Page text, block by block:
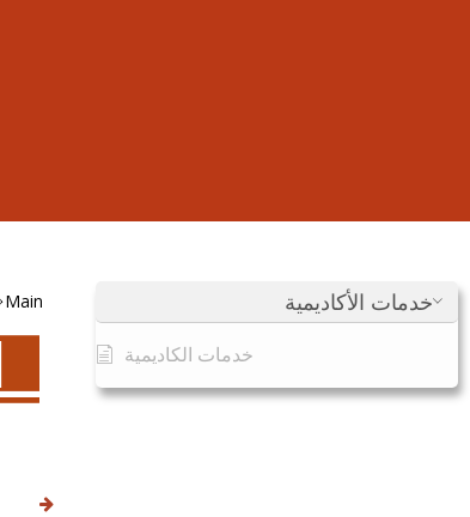
خدمات الأكاديمية
خدمات الكاديمية
Main